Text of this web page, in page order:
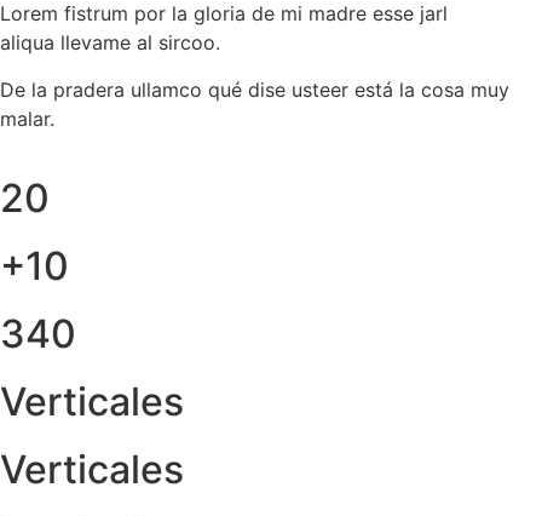
Lorem fistrum por la gloria de mi madre esse jarl
aliqua llevame al sircoo.
De la pradera ullamco qué dise usteer está la cosa muy
malar.
20
+10
340
Verticales
Verticales